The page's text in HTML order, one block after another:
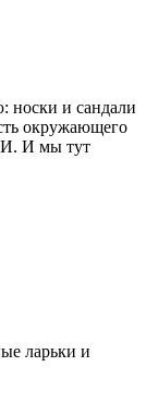
носки и сандали
окружающего
И мы тут
ларьки и